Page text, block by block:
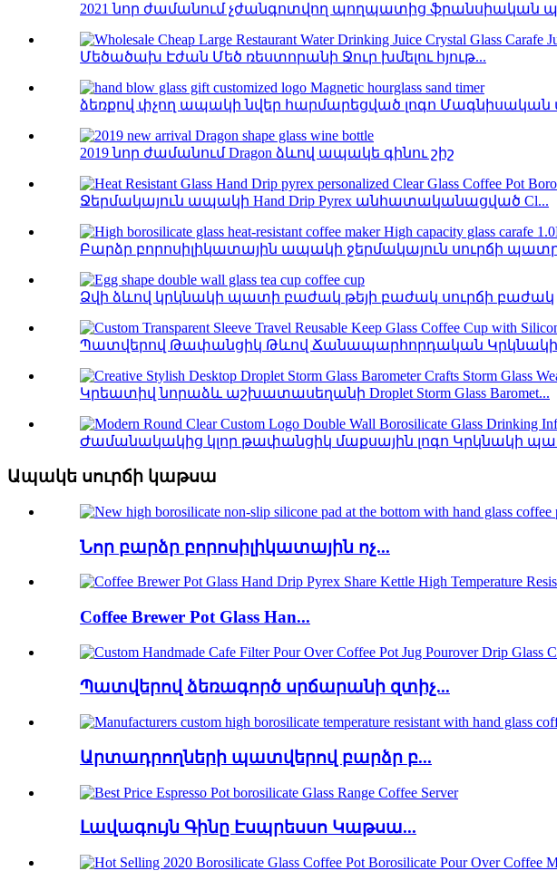
2021 նոր ժամանում չժանգոտվող պողպատից ֆրանսիական
Մեծածախ Էժան Մեծ ռեստորանի Ջուր խմելու հյութ...
ձեռքով փչող ապակի նվեր հարմարեցված լոգո Մագնիսական
2019 նոր ժամանում Dragon ձևով ապակե գինու շիշ
Ջերմակայուն ապակի Hand Drip Pyrex անհատականացված Cl...
Բարձր բորոսիլիկատային ապակի ջերմակայուն սուրճի
Ձվի ձևով կրկնակի պատի բաժակ թեյի բաժակ սուրճի բաժակ
Պատվերով Թափանցիկ Թևով Ճանապարհորդական
Կրեատիվ նորաձև աշխատասեղանի Droplet Storm Glass Baromet...
Ժամանակակից կլոր թափանցիկ մաքսային լոգո Կրկնակի
Ապակե սուրճի կաթսա
Նոր բարձր բորոսիլիկատային ոչ...
Coffee Brewer Pot Glass Han...
Պատվերով ձեռագործ սրճարանի զտիչ...
Արտադրողների պատվերով բարձր բ...
Լավագույն Գինը Էսպրեսսո Կաթսա...